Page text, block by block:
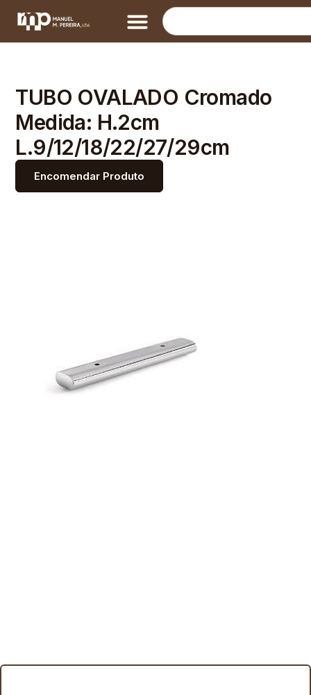
TUBO OVALADO Cromado
Medida: H.2cm
L.9/12/18/22/27/29cm
Encomendar Produto